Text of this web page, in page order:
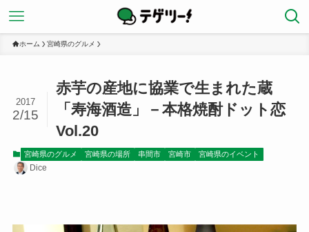
ホーム 宮崎県のグルメ
赤芋の産地に協業で生まれた蔵
「寿海酒造」－本格焼酎ドット恋
Vol.20
2017
2/15
宮崎県のグルメ 宮崎県の場所 串間市 宮崎市 宮崎県のイベント
Dice